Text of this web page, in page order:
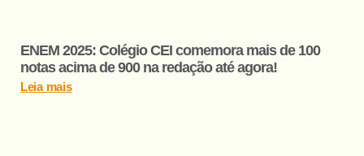
ENEM 2025: Colégio CEI comemora mais de 100
notas acima de 900 na redação até agora!
Leia mais